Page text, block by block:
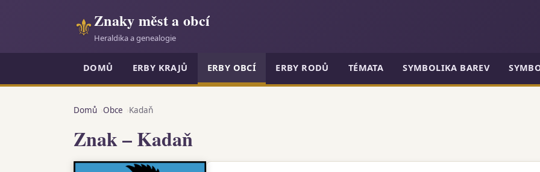
⚜Znaky měst a obcí
Heraldika a genealogie
DOMŮ ERBY KRAJŮ ERBY OBCÍ ERBY RODŮ TÉMATA SYMBOLIKA BAREV
Domů Obce Kadaň
Znak – Kadaň